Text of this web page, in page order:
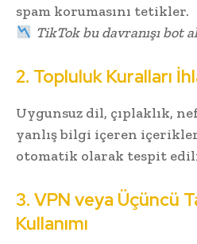
spam korumasını tetikler.
TikTok bu davranışı bot
2. Topluluk Kuralları
Uygunsuz dil, çıplaklık,
yanlış bilgi içeren
otomatik olarak tespit
3. VPN veya Üçüncü
Kullanımı